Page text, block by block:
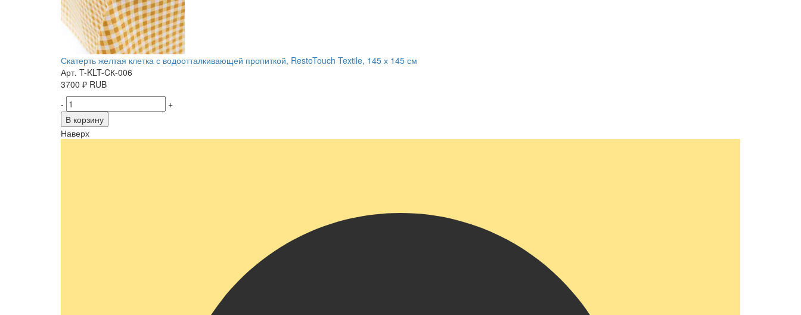
Скатерть желтая клетка с водоотталкивающей пропиткой, RestoTouch Textile, 145 х 145 см
Арт. T-KLT-CК-006
3700 ₽ RUB
-
+
В корзину
Наверх